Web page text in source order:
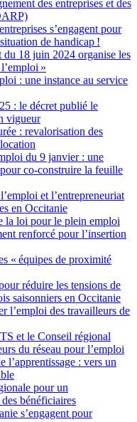
des entreprises et des
s’engagent pour
de handicap !
18 juin 2024 organise les
»
: une instance au service
: le décret publié le
vigueur
: revalorisation des
du 9 janvier : une
co-construire la feuille
et l’entrepreneuriat
en Occitanie
la loi pour le plein emploi
renforcé pour l’insertion
« équipes de proximité
réduire les tensions de
saisonniers en Occitanie
l’emploi des travailleurs de
et le Conseil régional
du réseau pour l’emploi
l’apprentissage : vers un
pour un
bénéficiaires
s’engagent pour